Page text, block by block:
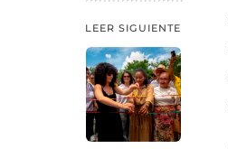
LEER SIGUIENTE